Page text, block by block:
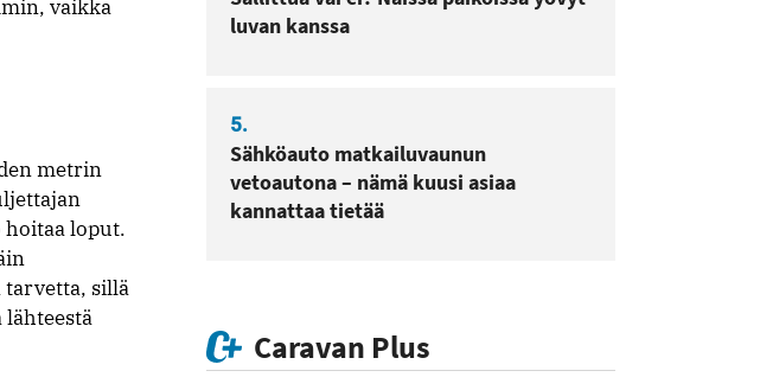
vaikka
metrin
hoitaa loput.
tarvetta, sillä
luvan kanssa
5.
Sähköauto matkailuvaunun
vetoautona – nämä kuusi asiaa
kannattaa tietää
Caravan Plus